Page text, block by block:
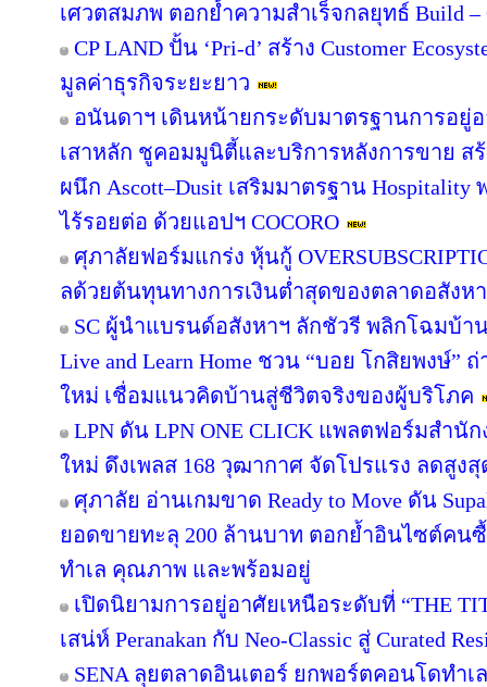
เศวตสมภพ ตอกย้ำความสำเร็จกลยุทธ์ Build –
CP LAND ปั้น ‘Pri-d’ สร้าง Customer
มูลค่าธุรกิจระยะยาว
อนันดาฯ เดินหน้ายกระดับมาตรฐานการอยู่อ
เสาหลัก ชูคอมมูนิตี้และบริการหลังการขาย สร้
ผนึก Ascott–Dusit เสริมมาตรฐาน
ไร้รอยต่อ ด้วยแอปฯ COCORO
ศุภาลัยฟอร์มแกร่ง หุ้นกู้
ลด้วยต้นทุนทางการเงินต่ำสุดของตลาดอสังห
SC ผู้นำแบรนด์อสังหาฯ ลักชัวรี พลิกโฉมบ้า
Live and Learn Home ชวน “บอย โกสิยพงษ์”
ใหม่ เชื่อมแนวคิดบ้านสู่ชีวิตจริงของผู้บริโภค
LPN ดัน LPN ONE CLICK แพลตฟอร์มสำนั
ใหม่ ดึงเพลส 168 วุฒากาศ จัดโปรแรง ลดสูงสุ
ศุภาลัย อ่านเกมขาด Ready to Move ดัน
ยอดขายทะลุ 200 ล้านบาท ตอกย้ำอินไซต์คน
ทำเล คุณภาพ และพร้อมอยู่
เปิดนิยามการอยู่อาศัยเหนือระดับที่ “THE
เสน่ห์ Peranakan กับ Neo-Classic สู่ Curated
SENA ลุยตลาดอินเตอร์ ยกพอร์ตคอนโดทำเ